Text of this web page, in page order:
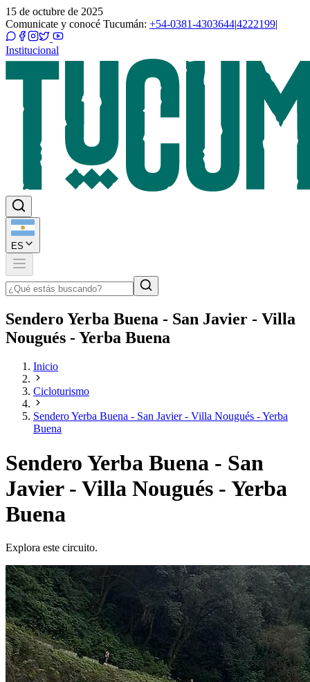
15 de octubre de 2025
Comunicate y conocé Tucumán: +54-0381-4303644|4222199|
Institucional
ES
Sendero Yerba Buena - San Javier - Villa
Nougués - Yerba Buena
Inicio
Cicloturismo
Sendero Yerba Buena - San Javier - Villa Nougués - Yerba
Buena
Sendero Yerba Buena - San
Javier - Villa Nougués - Yerba
Buena
Explora este circuito.